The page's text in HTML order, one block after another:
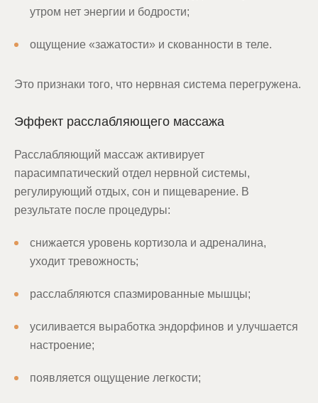
утром нет энергии и бодрости;
ощущение «зажатости» и скованности в теле.
Это признаки того, что нервная система перегружена.
Эффект расслабляющего массажа
Расслабляющий массаж активирует
парасимпатический отдел нервной системы,
регулирующий отдых, сон и пищеварение. В
результате после процедуры:
снижается уровень кортизола и адреналина,
уходит тревожность;
расслабляются спазмированные мышцы;
усиливается выработка эндорфинов и улучшается
настроение;
появляется ощущение легкости;